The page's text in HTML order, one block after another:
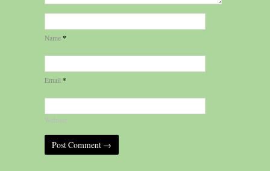
Name *
Email *
Website